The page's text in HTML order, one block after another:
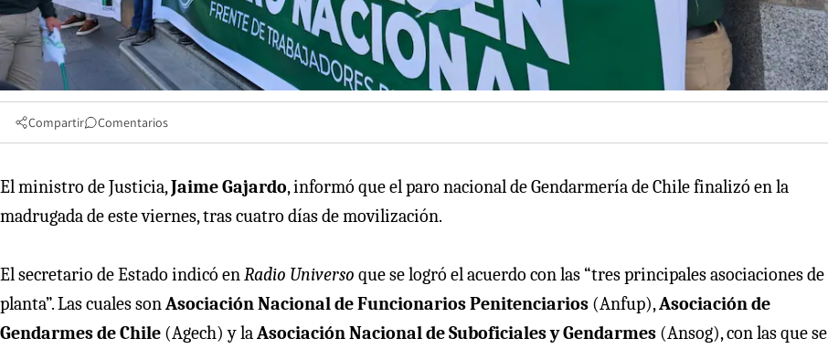
Compartir Comentarios
El ministro de Justicia,Jaime Gajardo, informó que el paro nacional de Gendarmería de Chile finalizó en la
madrugada de este viernes, tras cuatro días de movilización.
El secretario de Estado indicó enRadio Universo que se logró el acuerdo con las “tres principales asociaciones de
planta”. Las cuales sonAsociación Nacional de Funcionarios Penitenciarios (Anfup),Asociación de
Gendarmes de Chile (Agech) y laAsociación Nacional de Suboficiales y Gendarmes (Ansog), con las que se